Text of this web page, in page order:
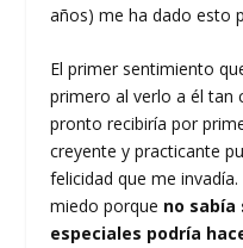
años) me ha dado esto
El primer sentimiento
primero al verlo a él tan
pronto recibiría por
creyente y practicante
felicidad que me
miedo porque no sabía
especiales podría